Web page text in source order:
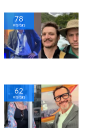
78
visitas
62
visitas